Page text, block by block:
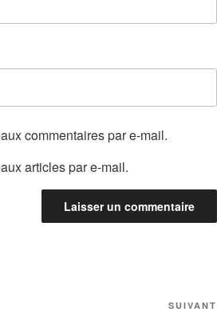
commentaires par e-mail.
articles par e-mail.
SUIVANT